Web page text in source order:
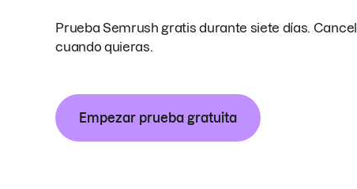
Prueba Semrush gratis durante siete días.
cuando quieras.
Empezar prueba gratuita